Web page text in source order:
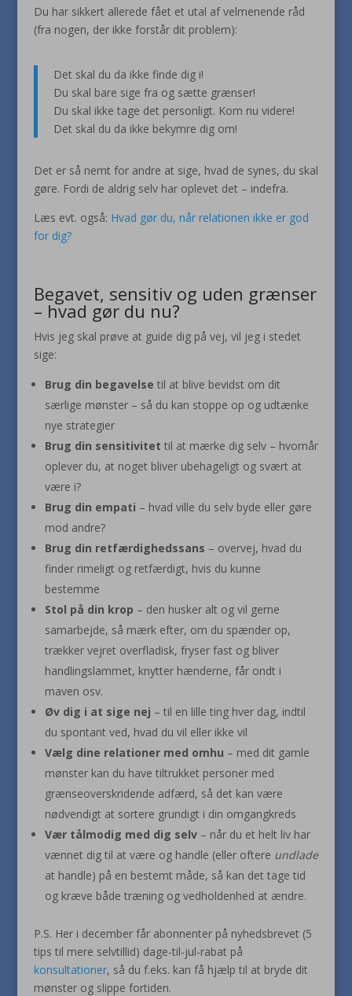
Du har sikkert allerede fået et utal af velmenende råd
(fra nogen, der ikke forstår dit problem):
Det skal du da ikke finde dig i!
Du skal bare sige fra og sætte grænser!
Du skal ikke tage det personligt. Kom nu videre!
Det skal du da ikke bekymre dig om!
Det er så nemt for andre at sige, hvad de synes, du skal
gøre. Fordi de aldrig selv har oplevet det – indefra.
Læs evt. også: Hvad gør du, når relationen ikke er god
for dig?
Begavet, sensitiv og uden grænser
– hvad gør du nu?
Hvis jeg skal prøve at guide dig på vej, vil jeg i stedet
sige:
Brug din begavelse til at blive bevidst om dit
særlige mønster – så du kan stoppe op og udtænke
nye strategier
Brug din sensitivitet til at mærke dig selv – hvornår
oplever du, at noget bliver ubehageligt og svært at
være i?
Brug din empati – hvad ville du selv byde eller gøre
mod andre?
Brug din retfærdighedssans – overvej, hvad du
finder rimeligt og retfærdigt, hvis du kunne
bestemme
Stol på din krop – den husker alt og vil gerne
samarbejde, så mærk efter, om du spænder op,
trækker vejret overfladisk, fryser fast og bliver
handlingslammet, knytter hænderne, får ondt i
maven osv.
Øv dig i at sige nej – til en lille ting hver dag, indtil
du spontant ved, hvad du vil eller ikke vil
Vælg dine relationer med omhu – med dit gamle
mønster kan du have tiltrukket personer med
grænseoverskridende adfærd, så det kan være
nødvendigt at sortere grundigt i din omgangkreds
Vær tålmodig med dig selv– når du et helt liv har
vænnet dig til at være og handle (eller oftere undlade
at handle) på en bestemt måde, så kan det tage tid
og kræve både træning og vedholdenhed at ændre.
P.S. Her i december får abonnenter på nyhedsbrevet (5
tips til mere selvtillid) dage-til-jul-rabat på
konsultationer, så du f.eks. kan få hjælp til at bryde dit
mønster og slippe fortiden.